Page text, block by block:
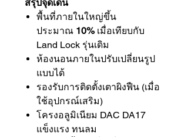
สรุปจุดเด่น
พื้นที่ภายในใหญ่ขึ้น
ประมาณ 10%เมื่อเทียบกับ
Land Lock รุ่นเดิม
ห้องนอนภายในปรับเปลี่ยนรูป
แบบได้
รองรับการติดตั้งเตาผิงฟืน (เมื่อ
ใช้อุปกรณ์เสริม)
โครงอลูมิเนียม DAC DA17
แข็งแรง ทนลม